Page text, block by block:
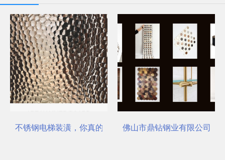
不锈钢电梯装潢，你真的选对了吗？佛山市鼎钻钢业有限公司，